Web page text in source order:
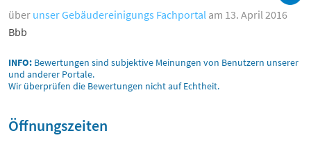
über unser Gebäudereinigungs Fachportal am 13. April 2016
Bbb
INFO: Bewertungen sind subjektive Meinungen von Benutzern unserer
und anderer Portale.
Wir überprüfen die Bewertungen nicht auf Echtheit.
Öffnungszeiten